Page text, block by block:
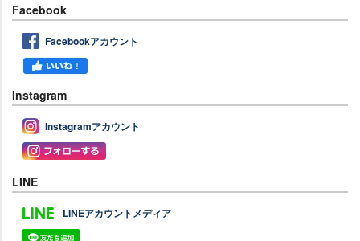
Facebook
Facebookアカウント
Instagram
Instagramアカウント
LINE
LINEアカウントメディア